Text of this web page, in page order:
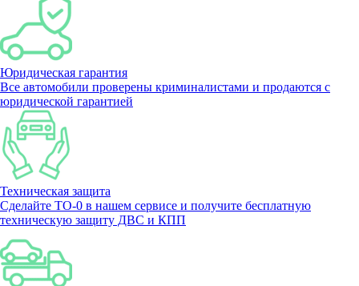
Юридическая гарантия
Все автомобили проверены криминалистами и продаются с
юридической гарантией
Техническая защита
Сделайте ТО-0 в нашем сервисе и получите бесплатную
техническую защиту ДВС и КПП